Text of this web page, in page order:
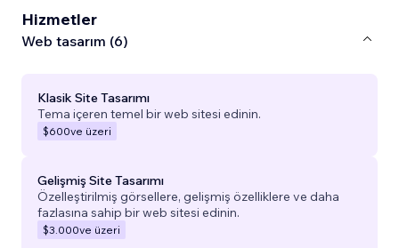
Hizmetler
Web tasarım (6)
Klasik Site Tasarımı
Tema içeren temel bir web sitesi edinin.
$600ve üzeri
Gelişmiş Site Tasarımı
Özelleştirilmiş görsellere, gelişmiş özelliklere ve daha
fazlasına sahip bir web sitesi edinin.
$3.000ve üzeri